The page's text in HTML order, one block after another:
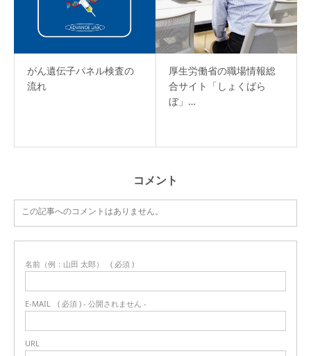
がん遺伝子パネル検査の
流れ
厚生労働省の職場情報総
合サイト「しょくばら
ぼ」…
コメント
この記事へのコメントはありません。
名前（例：山田 太郎） ( 必須 )
E-MAIL ( 必須 ) - 公開されません -
URL